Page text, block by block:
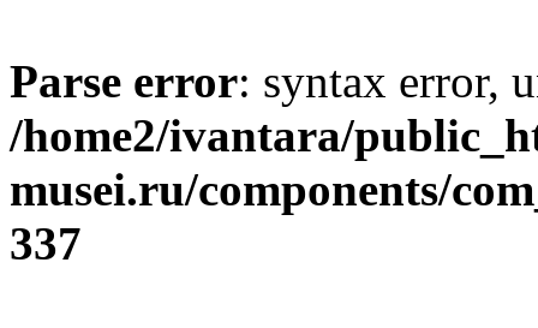
Parse error: syntax error,
/home2/ivantara/
musei.ru/components/
337